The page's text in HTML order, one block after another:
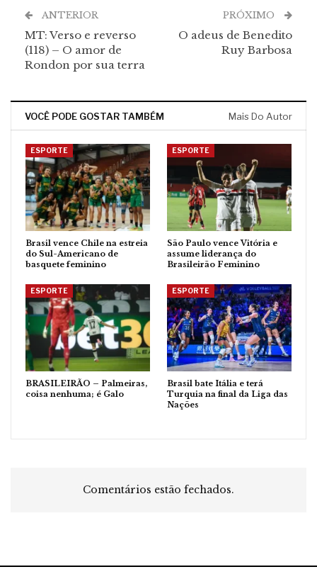
ANTERIOR
MT: Verso e reverso
(118) – O amor de
Rondon por sua terra
PRÓXIMO
O adeus de Benedito
Ruy Barbosa
VOCÊ PODE GOSTAR TAMBÉM Mais Do Autor
ESPORTE
Brasil vence Chile na estreia
do Sul-Americano de
basquete feminino
ESPORTE
São Paulo vence Vitória e
assume liderança do
Brasileirão Feminino
ESPORTE
BRASILEIRÃO – Palmeiras,
coisa nenhuma; é Galo
ESPORTE
Brasil bate Itália e terá
Turquia na final da Liga das
Nações
Comentários estão fechados.